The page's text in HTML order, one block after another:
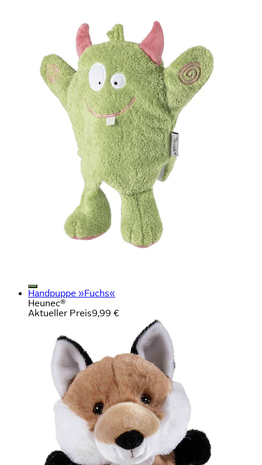
Handpuppe »Fuchs«
Heunec®
Aktueller Preis9,99 €